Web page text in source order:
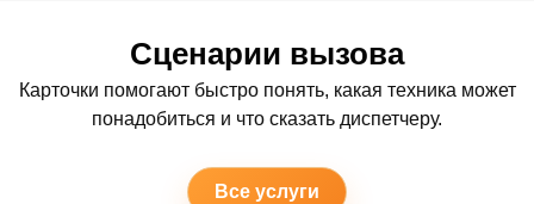
Сценарии вызова
Карточки помогают быстро понять, какая техника может
понадобиться и что сказать диспетчеру.
Все услуги